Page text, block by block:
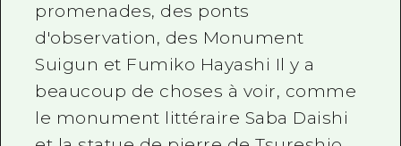
promenades, des ponts
d'observation, des Monument
Suigun et Fumiko Hayashi Il y a
beaucoup de choses à voir, comme
le monument littéraire Saba Daishi